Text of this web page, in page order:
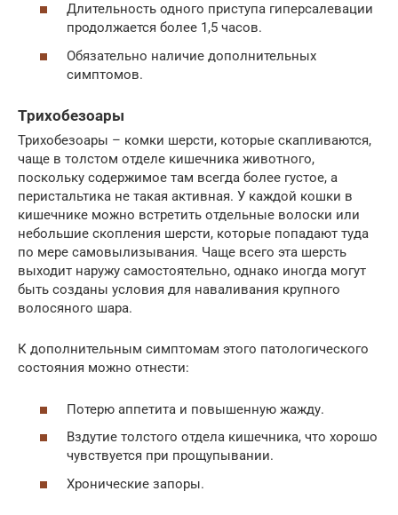
Длительность одного приступа гиперсалевации
продолжается более 1,5 часов.
Обязательно наличие дополнительных
симптомов.
Трихобезоары
Трихобезоары – комки шерсти, которые скапливаются,
чаще в толстом отделе кишечника животного,
поскольку содержимое там всегда более густое, а
перистальтика не такая активная. У каждой кошки в
кишечнике можно встретить отдельные волоски или
небольшие скопления шерсти, которые попадают туда
по мере самовылизывания. Чаще всего эта шерсть
выходит наружу самостоятельно, однако иногда могут
быть созданы условия для наваливания крупного
волосяного шара.
К дополнительным симптомам этого патологического
состояния можно отнести:
Потерю аппетита и повышенную жажду.
Вздутие толстого отдела кишечника, что хорошо
чувствуется при прощупывании.
Хронические запоры.